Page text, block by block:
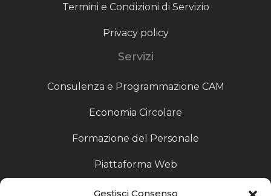
Gestisci Consenso
Termini e Condizioni di Servizio
Privacy policy
Servizi
Consulenza e Programmazione CAM
Economia Circolare
Formazione del Personale
Piattaforma Web
Scouting fornitori